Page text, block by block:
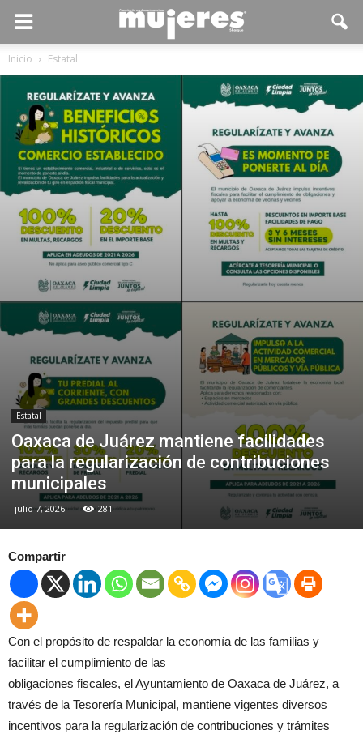
Inicio Estatal
Estatal
Oaxaca de Juárez mantiene facilidades
para la regularización de contribuciones
municipales
julio 7, 2026 281
Compartir
Con el propósito de respaldar la economía de las familias y
facilitar el cumplimiento de las
obligaciones fiscales, el Ayuntamiento de Oaxaca de Juárez, a
través de la Tesorería Municipal, mantiene vigentes diversos
incentivos para la regularización de contribuciones y trámites